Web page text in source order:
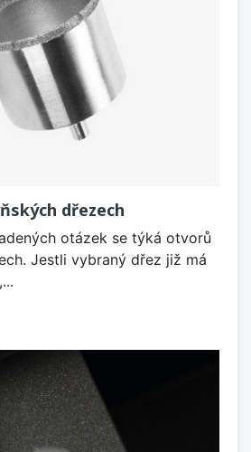
dřezech
otázek se týká otvorů
Jestli vybraný dřez již má